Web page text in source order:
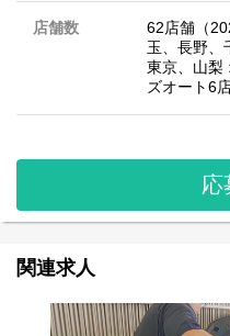
店舗数
62店舗（
玉、長野、
東京、山梨
ズオート6
応
関連求人